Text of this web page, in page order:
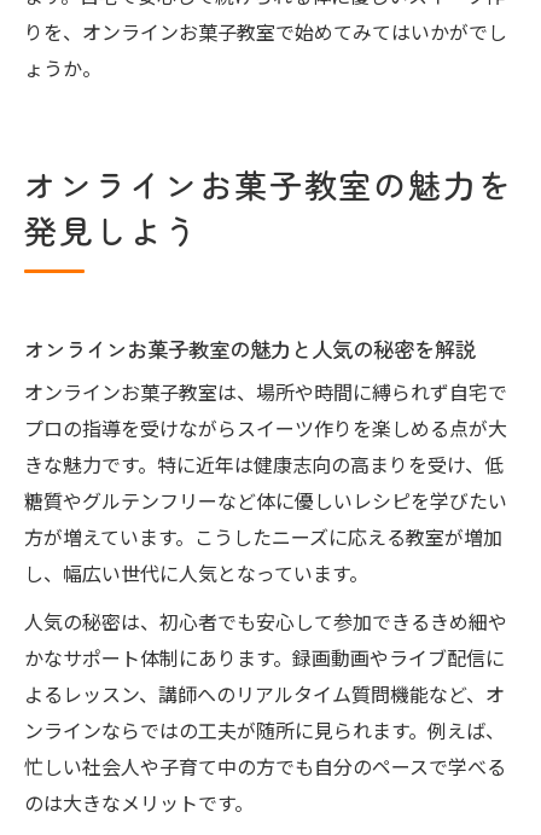
りを、オンラインお菓子教室で始めてみてはいかがでし
ょうか。
オンラインお菓子教室の魅力を
発見しよう
オンラインお菓子教室の魅力と人気の秘密を解説
オンラインお菓子教室は、場所や時間に縛られず自宅で
プロの指導を受けながらスイーツ作りを楽しめる点が大
きな魅力です。特に近年は健康志向の高まりを受け、低
糖質やグルテンフリーなど体に優しいレシピを学びたい
方が増えています。こうしたニーズに応える教室が増加
し、幅広い世代に人気となっています。
人気の秘密は、初心者でも安心して参加できるきめ細や
かなサポート体制にあります。録画動画やライブ配信に
よるレッスン、講師へのリアルタイム質問機能など、オ
ンラインならではの工夫が随所に見られます。例えば、
忙しい社会人や子育て中の方でも自分のペースで学べる
のは大きなメリットです。